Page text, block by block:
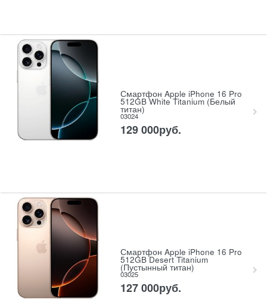
Смартфон Apple iPhone 16 Pro
512GB White Titanium (Белый
титан)
03024
129 000руб.
Смартфон Apple iPhone 16 Pro
512GB Desert Titanium
(Пустынный титан)
03025
127 000руб.